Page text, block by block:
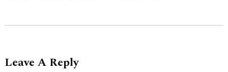
Leave A Reply